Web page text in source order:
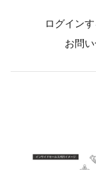
ログイン
お問